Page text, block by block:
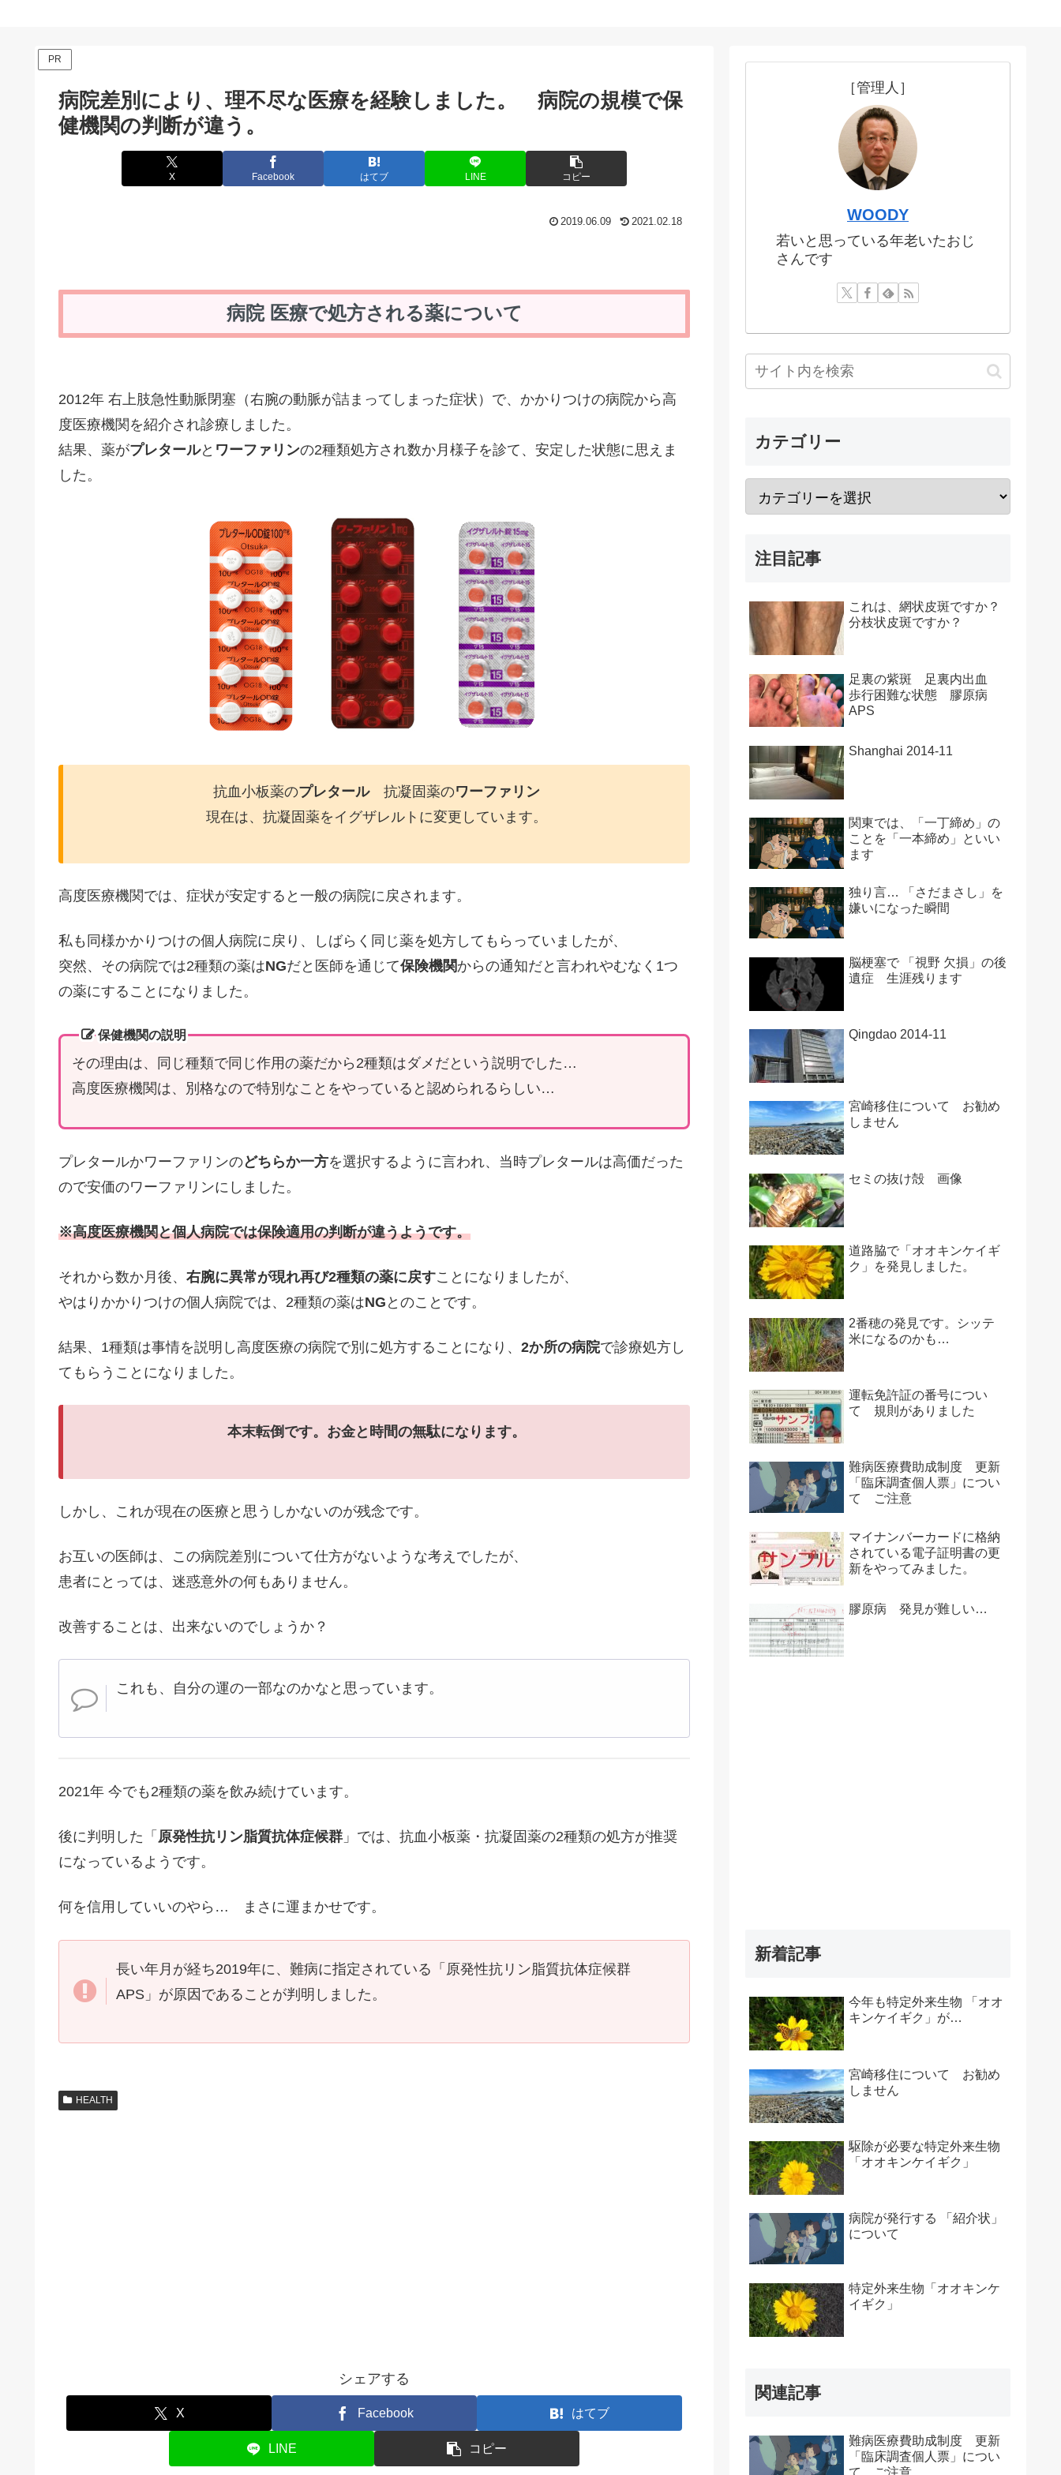
PR
病院差別により、理不尽な医療を経験しました。 病院の規模で保
健機関の判断が違う。
X Facebook はてブ LINE コピー
2019.06.09 2021.02.18
病院 医療で処方される薬について
2012年 右上肢急性動脈閉塞（右腕の動脈が詰まってしまった症状）で、かかりつけの病院から高
度医療機関を紹介され診療しました。
結果、薬がプレタールと ワーファリンの2種類処方され数か月様子を診て、安定した状態に思えま
した。
抗血小板薬のプレタール抗凝固薬のワーファリン
現在は、抗凝固薬をイグザレルトに変更しています。
高度医療機関では、症状が安定すると一般の病院に戻されます。
私も同様かかりつけの個人病院に戻り、しばらく同じ薬を処方してもらっていましたが、
突然、その病院では2種類の薬はNGだと医師を通じて保険機関からの通知だと言われやむなく1つ
の薬にすることになりました。
保健機関の説明
その理由は、同じ種類で同じ作用の薬だから2種類はダメだという説明でした…
高度医療機関は、別格なので特別なことをやっていると認められるらしい…
プレタールかワーファリンのどちらか一方を選択するように言われ、当時プレタールは高価だった
ので安価のワーファリンにしました。
※高度医療機関と個人病院では保険適用の判断が違うようです。
それから数か月後、 右腕に異常が現れ再び2種類の薬に戻すことになりましたが、
やはりかかりつけの個人病院では、2種類の薬はNG とのことです。
結果、1種類は事情を説明し高度医療の病院で別に処方することになり、 2か所の病院で診療処方し
てもらうことになりました。
本末転倒です。お金と時間の無駄になります。
しかし、これが現在の医療と思うしかないのが残念です。
お互いの医師は、この病院差別について仕方がないような考えでしたが、
患者にとっては、迷惑意外の何もありません。
改善することは、出来ないのでしょうか？
これも、自分の運の一部なのかなと思っています。
2021年 今でも2種類の薬を飲み続けています。
後に判明した「 原発性抗リン脂質抗体症候群 」では、抗血小板薬・抗凝固薬の2種類の処方が推奨
になっているようです。
何を信用していいのやら… まさに運まかせです。
長い年月が経ち2019年に、難病に指定されている「原発性抗リン脂質抗体症候群
APS」が原因であることが判明しました。
HEALTH
シェアする
X Facebook はてブ
LINE コピー
［管理人］
WOODY
若いと思っている年老いたおじ
さんです
カテゴリー
注目記事
これは、網状皮斑ですか？
分枝状皮斑ですか？
足裏の紫斑 足裏内出血
歩行困難な状態 膠原病
APS
Shanghai 2014-11
関東では、「一丁締め」の
ことを「一本締め」といい
ます
独り言… 「さだまさし」を
嫌いになった瞬間
脳梗塞で 「視野 欠損」の後
遺症 生涯残ります
Qingdao 2014-11
宮崎移住について お勧め
しません
セミの抜け殻 画像
道路脇で「オオキンケイギ
ク」を発見しました。
2番穂の発見です。シッテ
米になるのかも…
運転免許証の番号につい
て 規則がありました
難病医療費助成制度 更新
「臨床調査個人票」につい
て ご注意
マイナンバーカードに格納
されている電子証明書の更
新をやってみました。
膠原病 発見が難しい…
新着記事
今年も特定外来生物 「オオ
キンケイギク」が…
宮崎移住について お勧め
しません
駆除が必要な特定外来生物
「オオキンケイギク」
病院が発行する 「紹介状」
について
特定外来生物「オオキンケ
イギク」
関連記事
難病医療費助成制度 更新
「臨床調査個人票」につい